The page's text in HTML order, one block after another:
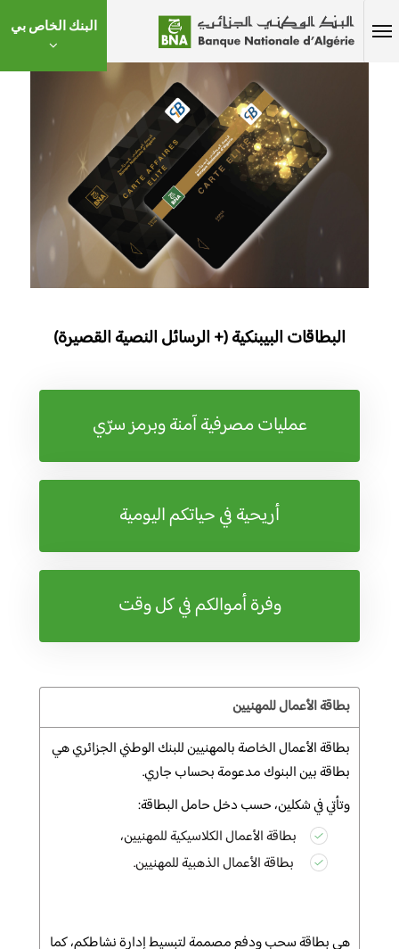
البنك الخاص بي
البطاقات البيبنكية (+ الرسائل النصية القصيرة)
عمليات مصرفية آمنة وبرمز سرّي
أريحية في حياتكم اليومية
وفرة أموالكم في كل وقت
بطاقة الأعمال للمهنيين
بطاقة الأعمال الخاصة بالمهنيينللبنك الوطني الجزائري هي
بطاقة بينالبنوك مدعومة بحساب جاري.
وتأتي فيشكلين، حسب دخل حامل البطاقة:
بطاقة الأعمال الكلاسيكية للمهنيين،
بطاقة الأعمال الذهبية للمهنيين.
هي بطاقة سحبودفع مصممة لتبسيط إدارة نشاطكم، كما